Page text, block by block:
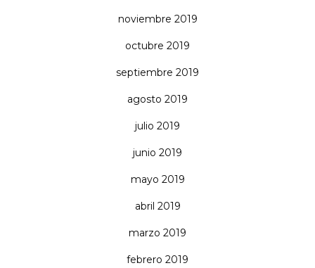
noviembre 2019
octubre 2019
septiembre 2019
agosto 2019
julio 2019
junio 2019
mayo 2019
abril 2019
marzo 2019
febrero 2019